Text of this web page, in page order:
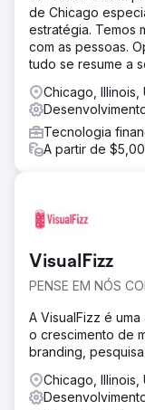
de Chicago
estratégia. Temos
com as pessoas.
tudo se resume a
Chicago, Illinois,
Tecnologia
A partir de
VisualFizz
PENSE EM NÓS
A VisualFizz é
o crescimento de
branding,
Chicago, Illinois,